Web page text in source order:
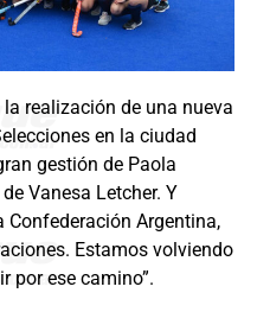
realización de una nueva
en la ciudad
gestión de Paola
Vanesa Letcher. Y
Argentina,
Estamos volviendo
por ese camino”.